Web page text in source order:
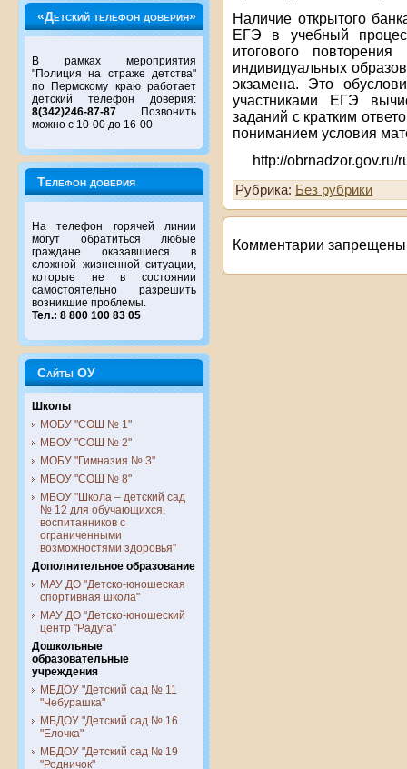
«Детский телефон доверия»
В рамках мероприятия
"Полиция на страже детства"
по Пермскому краю работает
детский телефон доверия:
8(342)246-87-87 Позвонить
можно с 10-00 до 16-00
Телефон доверия
На телефон горячей линии
могут обратиться любые
граждане оказавшиеся в
сложной жизненной ситуации,
которые не в состоянии
самостоятельно разрешить
возникшие проблемы.
Тел.: 8 800 100 83 05
Сайты ОУ
Школы
МОБУ "СОШ № 1"
МБОУ "СОШ № 2"
МОБУ "Гимназия № 3"
МБОУ "СОШ № 8"
МБОУ "Школа – детский сад
№ 12 для обучающихся,
воспитанников с
ограниченными
возможностями здоровья"
Дополнительное образование
МАУ ДО "Детско-юношеская
спортивная школа"
МАУ ДО "Детско-юношеский
центр "Радуга"
Дошкольные
образовательные
учреждения
МБДОУ "Детский сад № 11
"Чебурашка"
МБДОУ "Детский сад № 16
"Елочка"
МБДОУ "Детский сад № 19
"Родничок"
Наличие открытого
ЕГЭ в учебный
итогового
индивидуальных
экзамена. Это
участниками ЕГЭ
заданий с кратким
пониманием условия
http://
Рубрика: Без рубрики
Комментарии